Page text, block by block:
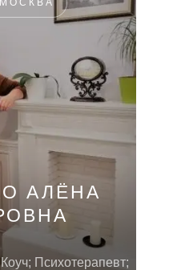
АЛЁНА
Психотерапевт;